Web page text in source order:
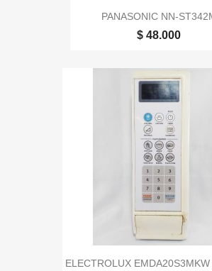
PANASONIC NN-
$ 48.000
ELECTROLUX EMDA20S3MKW